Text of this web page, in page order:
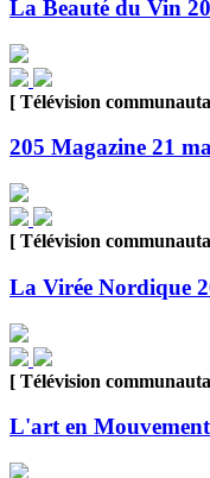
La Beauté du Vin
[ Télévision
205 Magazine 21
[ Télévision
La Virée Nordique
[ Télévision
L'art en